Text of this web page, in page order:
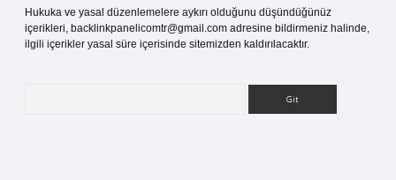
Hukuka ve yasal düzenlemelere aykırı olduğunu düşündüğünüz
içerikleri, backlinkpanelicomtr@gmail.com adresine bildirmeniz halinde,
ilgili içerikler yasal süre içerisinde sitemizden kaldırılacaktır.